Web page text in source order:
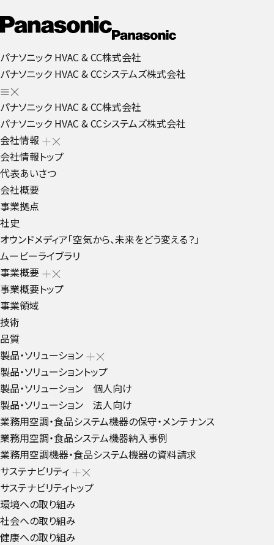
パナソニック HVAC & CC株式会社
パナソニック HVAC & CCシステムズ株式会社
パナソニック HVAC & CC株式会社
パナソニック HVAC & CCシステムズ株式会社
会社情報
会社情報トップ
代表あいさつ
会社概要
事業拠点
社史
オウンドメディア「空気から、未来をどう変える？」
ムービーライブラリ
事業概要
事業概要トップ
事業領域
技術
品質
製品・ソリューション
製品・ソリューショントップ
製品・ソリューション 個人向け
製品・ソリューション 法人向け
業務用空調・食品システム機器の保守・メンテナンス
業務用空調・食品システム機器納入事例
業務用空調機器・食品システム機器の資料請求
サステナビリティ
サステナビリティトップ
環境への取り組み
社会への取り組み
健康への取り組み